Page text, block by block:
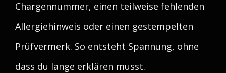
Chargennummer, einen teilweise fehlenden
Allergiehinweis oder einen gestempelten
Prüfvermerk. So entsteht Spannung, ohne
dass du lange erklären musst.